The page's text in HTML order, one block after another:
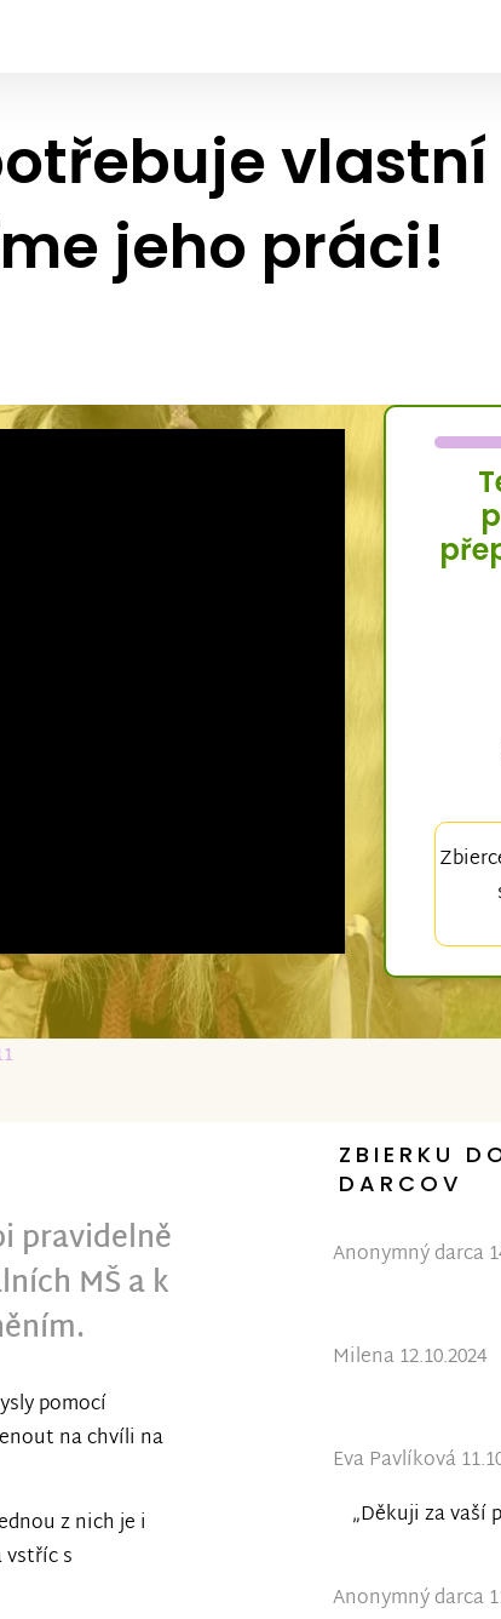
vlastní
jeho práci!
pravidelně
MŠ a k
pomocí
na chvíli na
z nich je i
vstříc s
ZBIERKU
DARCOV
Anonymný darca
Milena 12.10.2024
Eva Pavlíková
„Děkuji za vaší
Anonymný darca